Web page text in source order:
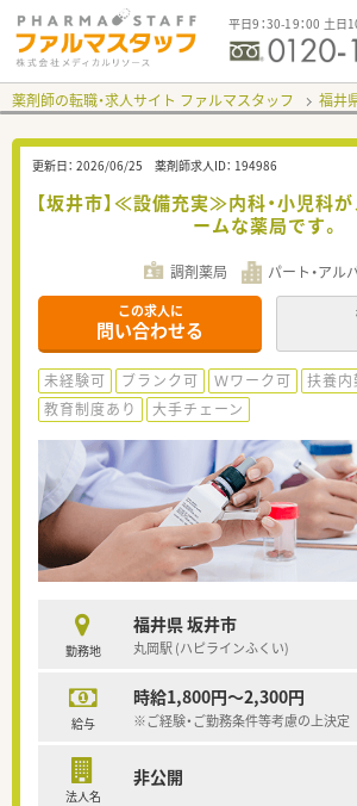
平日9：30-19：00 土日
薬剤師の転職・求人サイト ファルマスタッフ 福井
更新日： 2026/06/25 薬剤師求人ID： 194986
【坂井市】≪設備充実≫内科・小児科
ームな薬局です。
調剤薬局 パート・アル
この求人に
問い合わせる
未経験可 ブランク可 Ｗワーク可
扶養
教育制度あり
大手チェーン
勤務地
福井県 坂井市
丸岡駅 (ハピラインふくい)
給与
時給1,800円～2,300円
※ご経験・ご勤務条件等考慮の上決定
法人名
非公開